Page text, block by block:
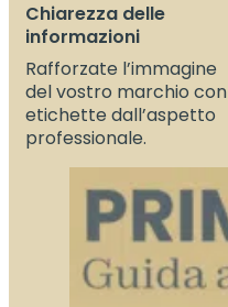
Chiarezza delle
informazioni
Rafforzate l’immagine
del vostro marchio con
etichette dall’aspetto
professionale.